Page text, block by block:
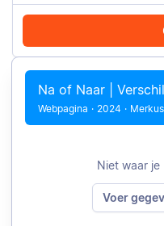
Webpagina · 2024 · Merkus
Niet waar je
Voer